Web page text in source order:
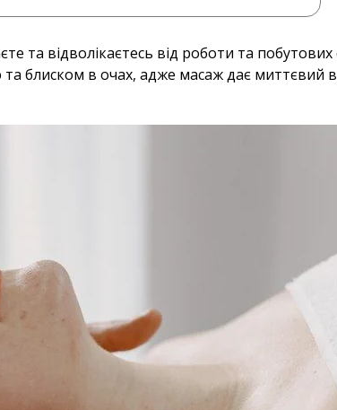
та відволікаєтесь від роботи та побутових
блиском в очах, адже масаж дає миттєвий